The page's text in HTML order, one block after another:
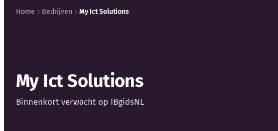
Home Bedrijven My Ict Solutions
My Ict Solutions
Binnenkort verwacht op IBgidsNL